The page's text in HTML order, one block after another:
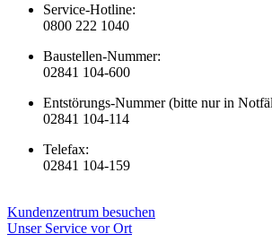
Service-Hotline:
0800 222 1040
Baustellen-Nummer:
02841 104-600
Entstörungs-Nummer (bitte nur in
02841 104-114
Telefax:
02841 104-159
Kundenzentrum besuchen
Unser Service vor Ort